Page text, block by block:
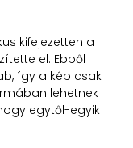
kifejezetten a
el. Ebből
így a kép csak
lehetnek
egytől-egyik